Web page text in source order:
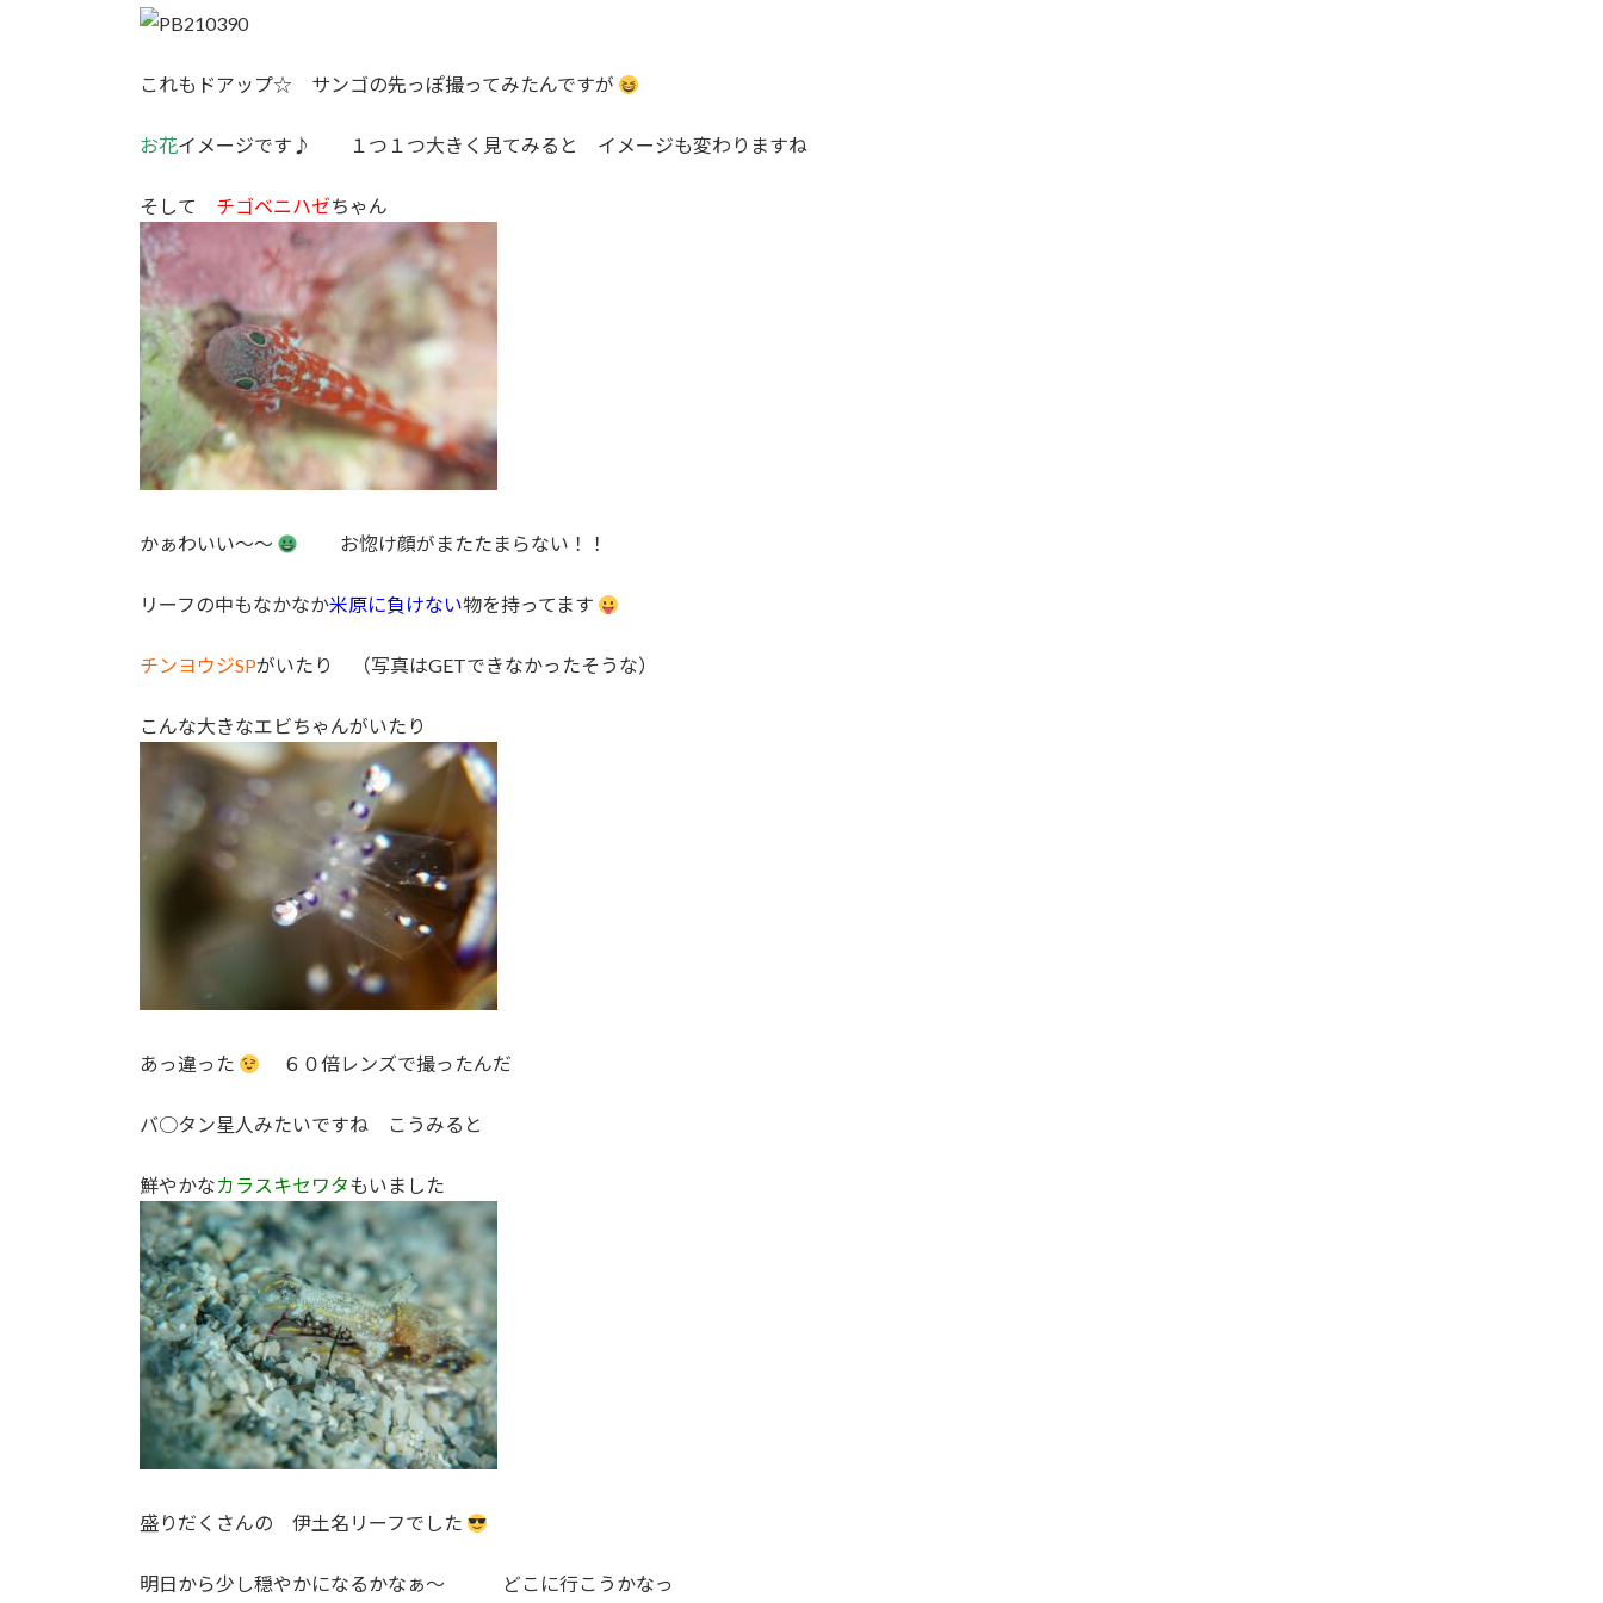
これもドアップ☆ サンゴの先っぽ撮ってみたんですが
お花イメージです♪ １つ１つ大きく見てみると イメージも変わりますね
そして チゴベニハゼちゃん
かぁわいい～～ お惚け顔がまたたまらない！！
リーフの中もなかなか米原に負けない物を持ってます
チンヨウジSPがいたり （写真はGETできなかったそうな）
こんな大きなエビちゃんがいたり
あっ違った ６０倍レンズで撮ったんだ
バ○タン星人みたいですね こうみると
鮮やかなカラスキセワタもいました
盛りだくさんの 伊土名リーフでした
明日から少し穏やかになるかなぁ～ どこに行こうかなっ